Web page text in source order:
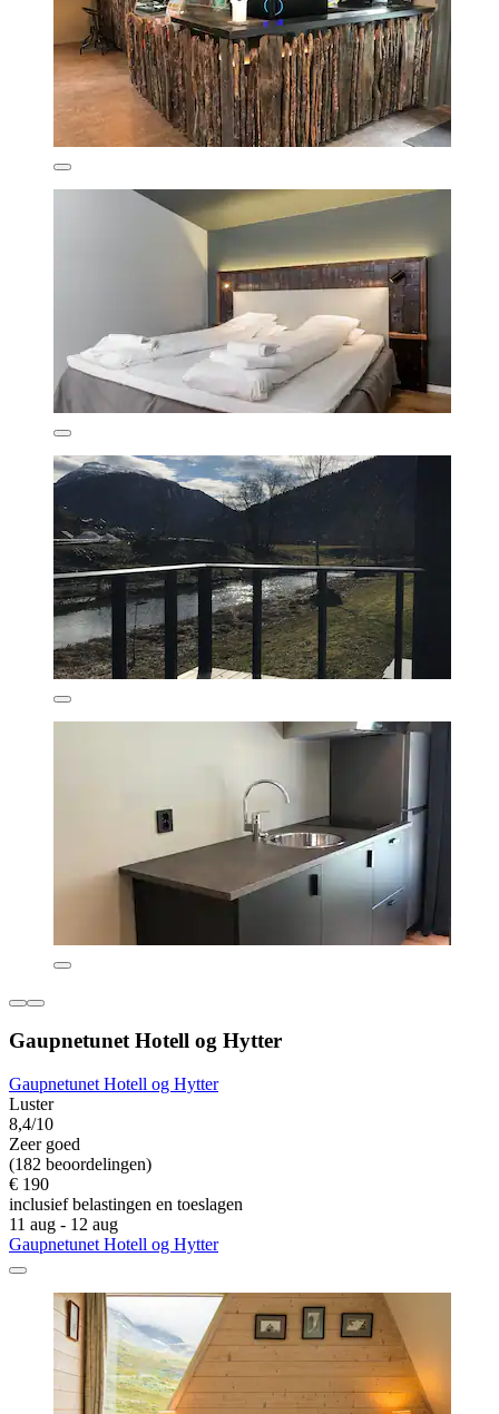
Gaupnetunet Hotell og Hytter
Gaupnetunet Hotell og Hytter
Luster
8,4/10
Zeer goed
(182 beoordelingen)
€ 190
inclusief belastingen en toeslagen
11 aug - 12 aug
Gaupnetunet Hotell og Hytter